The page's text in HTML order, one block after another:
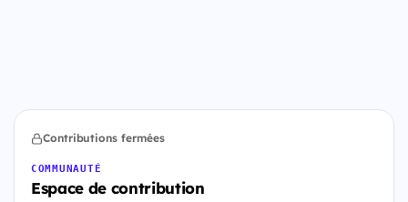
Contributions fermées
COMMUNAUTÉ
Espace de contribution